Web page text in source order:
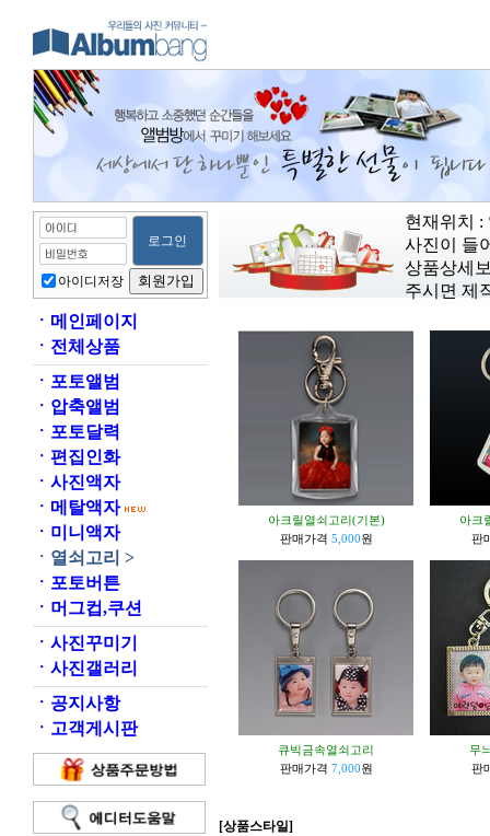
아이디저장
ㆍ 메인페이지
ㆍ 전체상품
ㆍ 포토앨범
ㆍ 압축앨범
ㆍ 포토달력
ㆍ 편집인화
ㆍ 사진액자
ㆍ 메탈액자
ㆍ 미니액자
ㆍ 열쇠고리 >
ㆍ 포토버튼
ㆍ 머그컵,쿠션
ㆍ 사진꾸미기
ㆍ 사진갤러리
ㆍ 공지사항
ㆍ 고객게시판
현재위치 :
사진이 들
상품상세
주시면 제
아크릴열쇠고리(기본)
판매가격 5,000원
아크
판
큐빅금속열쇠고리
판매가격 7,000원
무
판
[상품스타일]